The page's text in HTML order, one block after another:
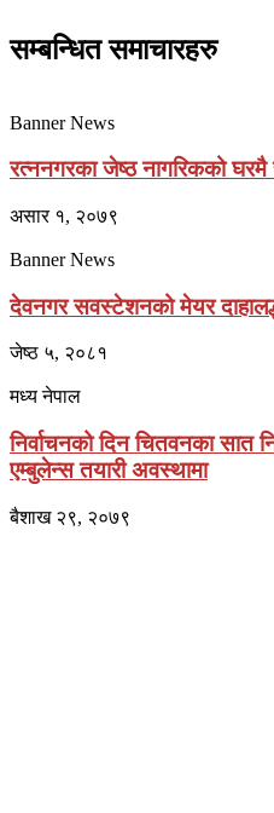
सम्बन्धित समाचारहरु
Banner News
रत्ननगरका जेष्ठ नागरिकको घरमै
असार १, २०७९
Banner News
देवनगर सवस्टेशनको मेयर
जेष्ठ ५, २०८१
मध्य नेपाल
निर्वाचनको दिन चितवनका सात
एम्बुलेन्स तयारी अवस्थामा
बैशाख २९, २०७९